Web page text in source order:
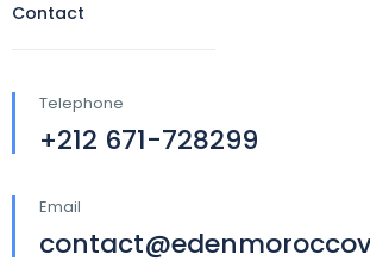
Contact
Telephone
+212 671-728299
Email